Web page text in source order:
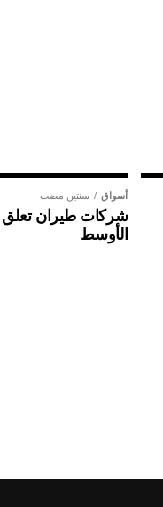
أسواق سنتين مضت
شركات طيران تعلق
الأوسط